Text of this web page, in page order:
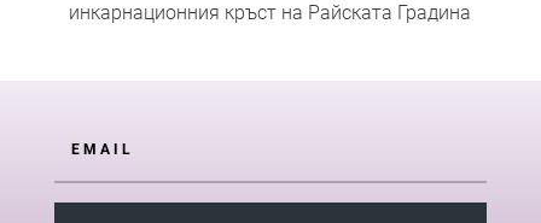
инкарнационния кръст на Райската Градина